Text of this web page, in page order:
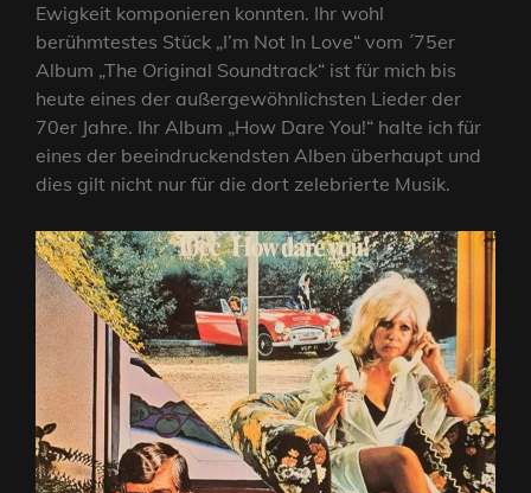
Ewigkeit komponieren konnten. Ihr wohl
berühmtestes Stück „I’m Not In Love“ vom ´75er
Album „The Original Soundtrack“ ist für mich bis
heute eines der außergewöhnlichsten Lieder der
70er Jahre. Ihr Album „How Dare You!“ halte ich für
eines der beeindruckendsten Alben überhaupt und
dies gilt nicht nur für die dort zelebrierte Musik.